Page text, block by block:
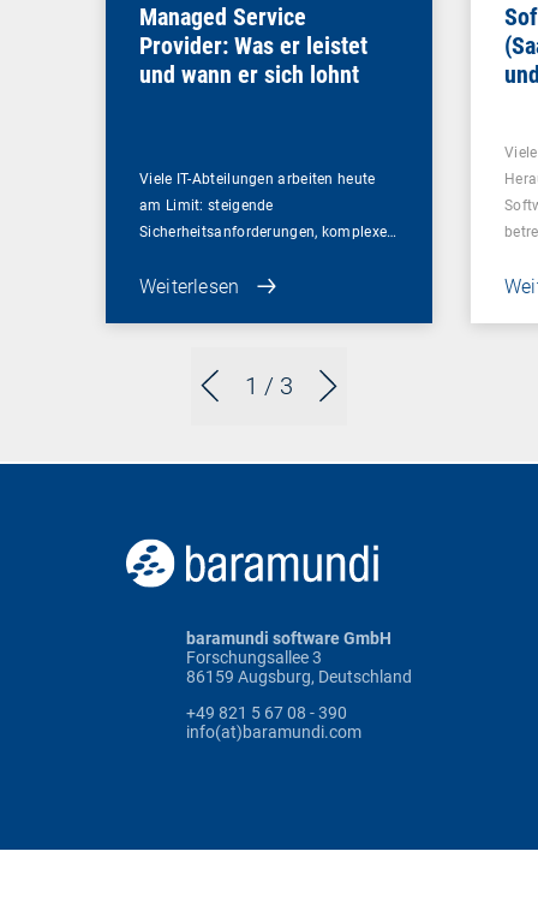
1 / 3
Managed Service
Provider: Was er leistet
und wann er sich lohnt
Viele IT-Abteilungen arbeiten heute
am Limit: steigende
Sicherheitsanforderungen, komplexe…
Weiterlesen
baramundi software GmbH
Forschungsallee 3
86159 Augsburg, Deutschland
+49 821 5 67 08 - 390
info(at)baramundi.com